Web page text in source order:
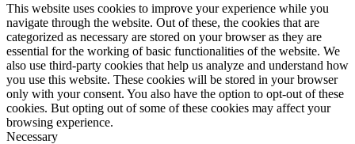
This website uses cookies to improve your experience while you
navigate through the website. Out of these, the cookies that are
categorized as necessary are stored on your browser as they are
essential for the working of basic functionalities of the website. We
also use third-party cookies that help us analyze and understand how
you use this website. These cookies will be stored in your browser
only with your consent. You also have the option to opt-out of these
cookies. But opting out of some of these cookies may affect your
browsing experience.
Necessary